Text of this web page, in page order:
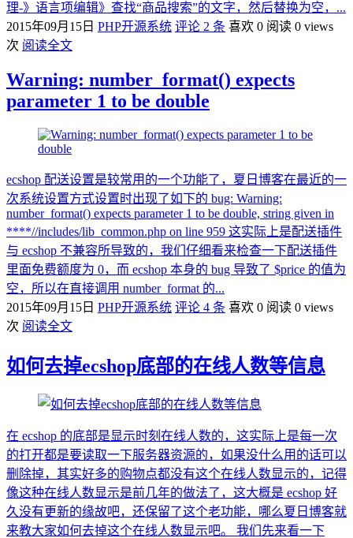
理-》语言项编辑》查找“商品搜索”的文字，然后替换为空，...
2015年09月15日 PHP开源系统 评论 2 条 喜欢 0 阅读 0 views
次 阅读全文
Warning: number_format() expects
parameter 1 to be double
ecshop 配送设置是较常用的一个功能了，夏日博客在最近的一
次系统设置方式设置时出现了如下的 bug: Warning:
number_format() expects parameter 1 to be double, string given in
****//includes/lib_common.php on line 959 这实际上是配送插件
与 ecshop 不兼容所导致的，我们仔细看来检查一下配送插件
里面免费额度为 0，而 ecshop 本身的 bug 导致了 $price 的值为
空，所以在直接调用 number_format 的...
2015年09月15日 PHP开源系统 评论 4 条 喜欢 0 阅读 0 views
次 阅读全文
如何去掉ecshop底部的在线人数等信息
在 ecshop 的底部是显示时刻在线人数的，这实际上是每一次
的打开都是要读取一下服务器资源的，如果没什么用的话可以
删除掉，其实好多的购物点都没有这个在线人数显示的，记得
像这种在线人数显示是前几年的做法了，这大概是 ecshop 好
久没有更新的缘故吧，还保留了这个老功能，哪么夏日博客就
来教大家如何去掉这个在线人数显示吧。 我们先来看一下